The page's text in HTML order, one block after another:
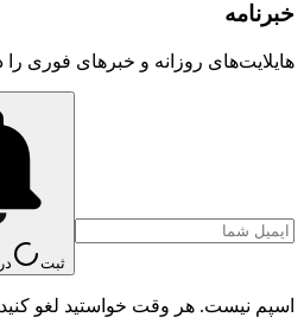
خبرنامه
هایلایت‌های روزانه و خبرهای فوری را
ثبت
اسپم نیست. هر وقت خواستید لغو